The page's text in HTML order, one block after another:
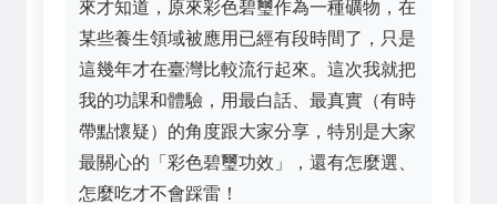
來才知道，原來彩色碧璽作為一種礦物，在
某些養生領域被應用已經有段時間了，只是
這幾年才在臺灣比較流行起來。這次我就把
我的功課和體驗，用最白話、最真實（有時
帶點懷疑）的角度跟大家分享，特別是大家
最關心的「彩色碧璽功效」，還有怎麼選、
怎麼吃才不會踩雷！